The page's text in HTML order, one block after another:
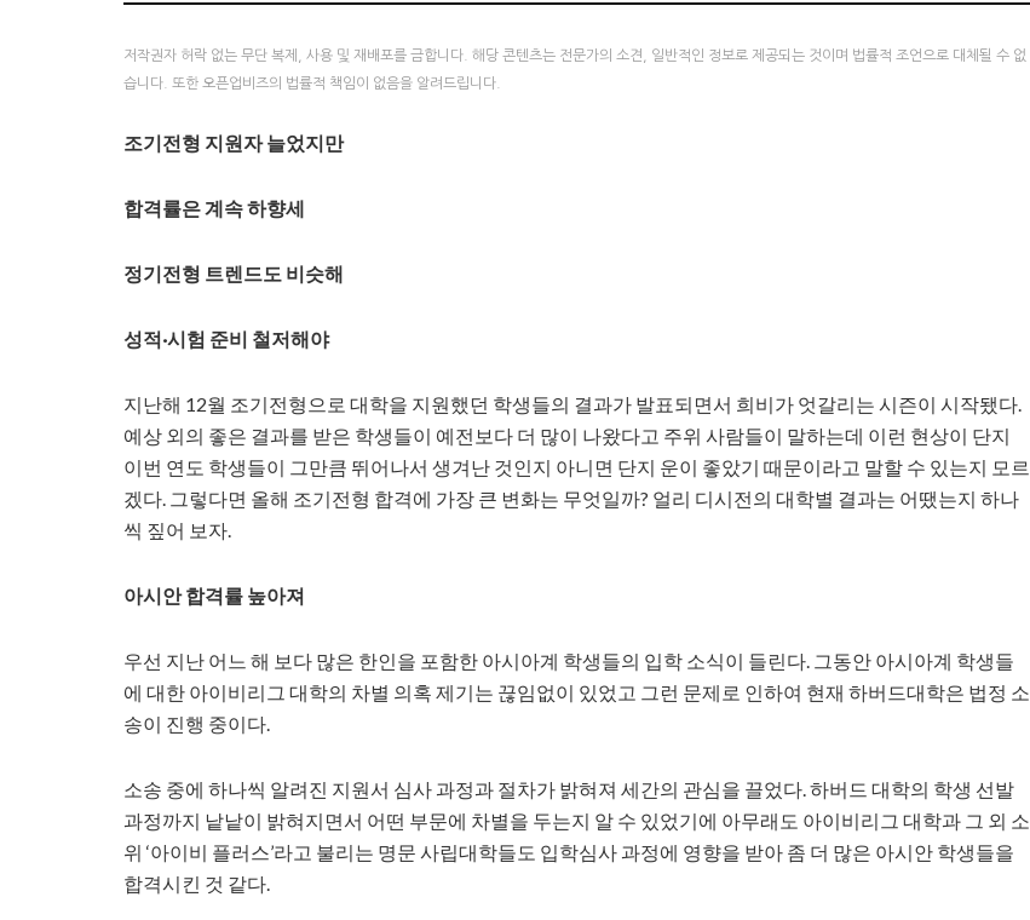
저작권자 허락 없는 무단 복제, 사용 및 재배포를 금합니다. 해당 콘텐츠는 전문가의 소견, 일반적인 정보로 제공되는 것이며 법률적 조언으로 대체될 수 없
습니다. 또한 오픈업비즈의 법률적 책임이 없음을 알려드립니다.
조기전형 지원자 늘었지만
합격률은 계속 하향세
정기전형 트렌드도 비슷해
성적·시험 준비 철저해야
지난해 12월 조기전형으로 대학을 지원했던 학생들의 결과가 발표되면서 희비가 엇갈리는 시즌이 시작됐다.
예상 외의 좋은 결과를 받은 학생들이 예전보다 더 많이 나왔다고 주위 사람들이 말하는데 이런 현상이 단지
이번 연도 학생들이 그만큼 뛰어나서 생겨난 것인지 아니면 단지 운이 좋았기 때문이라고 말할 수 있는지 모르
겠다. 그렇다면 올해 조기전형 합격에 가장 큰 변화는 무엇일까? 얼리 디시전의 대학별 결과는 어땠는지 하나
씩 짚어 보자.
아시안 합격률 높아져
우선 지난 어느 해 보다 많은 한인을 포함한 아시아계 학생들의 입학 소식이 들린다. 그동안 아시아계 학생들
에 대한 아이비리그 대학의 차별 의혹 제기는 끊임없이 있었고 그런 문제로 인하여 현재 하버드대학은 법정 소
송이 진행 중이다.
소송 중에 하나씩 알려진 지원서 심사 과정과 절차가 밝혀져 세간의 관심을 끌었다. 하버드 대학의 학생 선발
과정까지 낱낱이 밝혀지면서 어떤 부문에 차별을 두는지 알 수 있었기에 아무래도 아이비리그 대학과 그 외 소
위 ‘아이비 플러스’라고 불리는 명문 사립대학들도 입학심사 과정에 영향을 받아 좀 더 많은 아시안 학생들을
합격시킨 것 같다.